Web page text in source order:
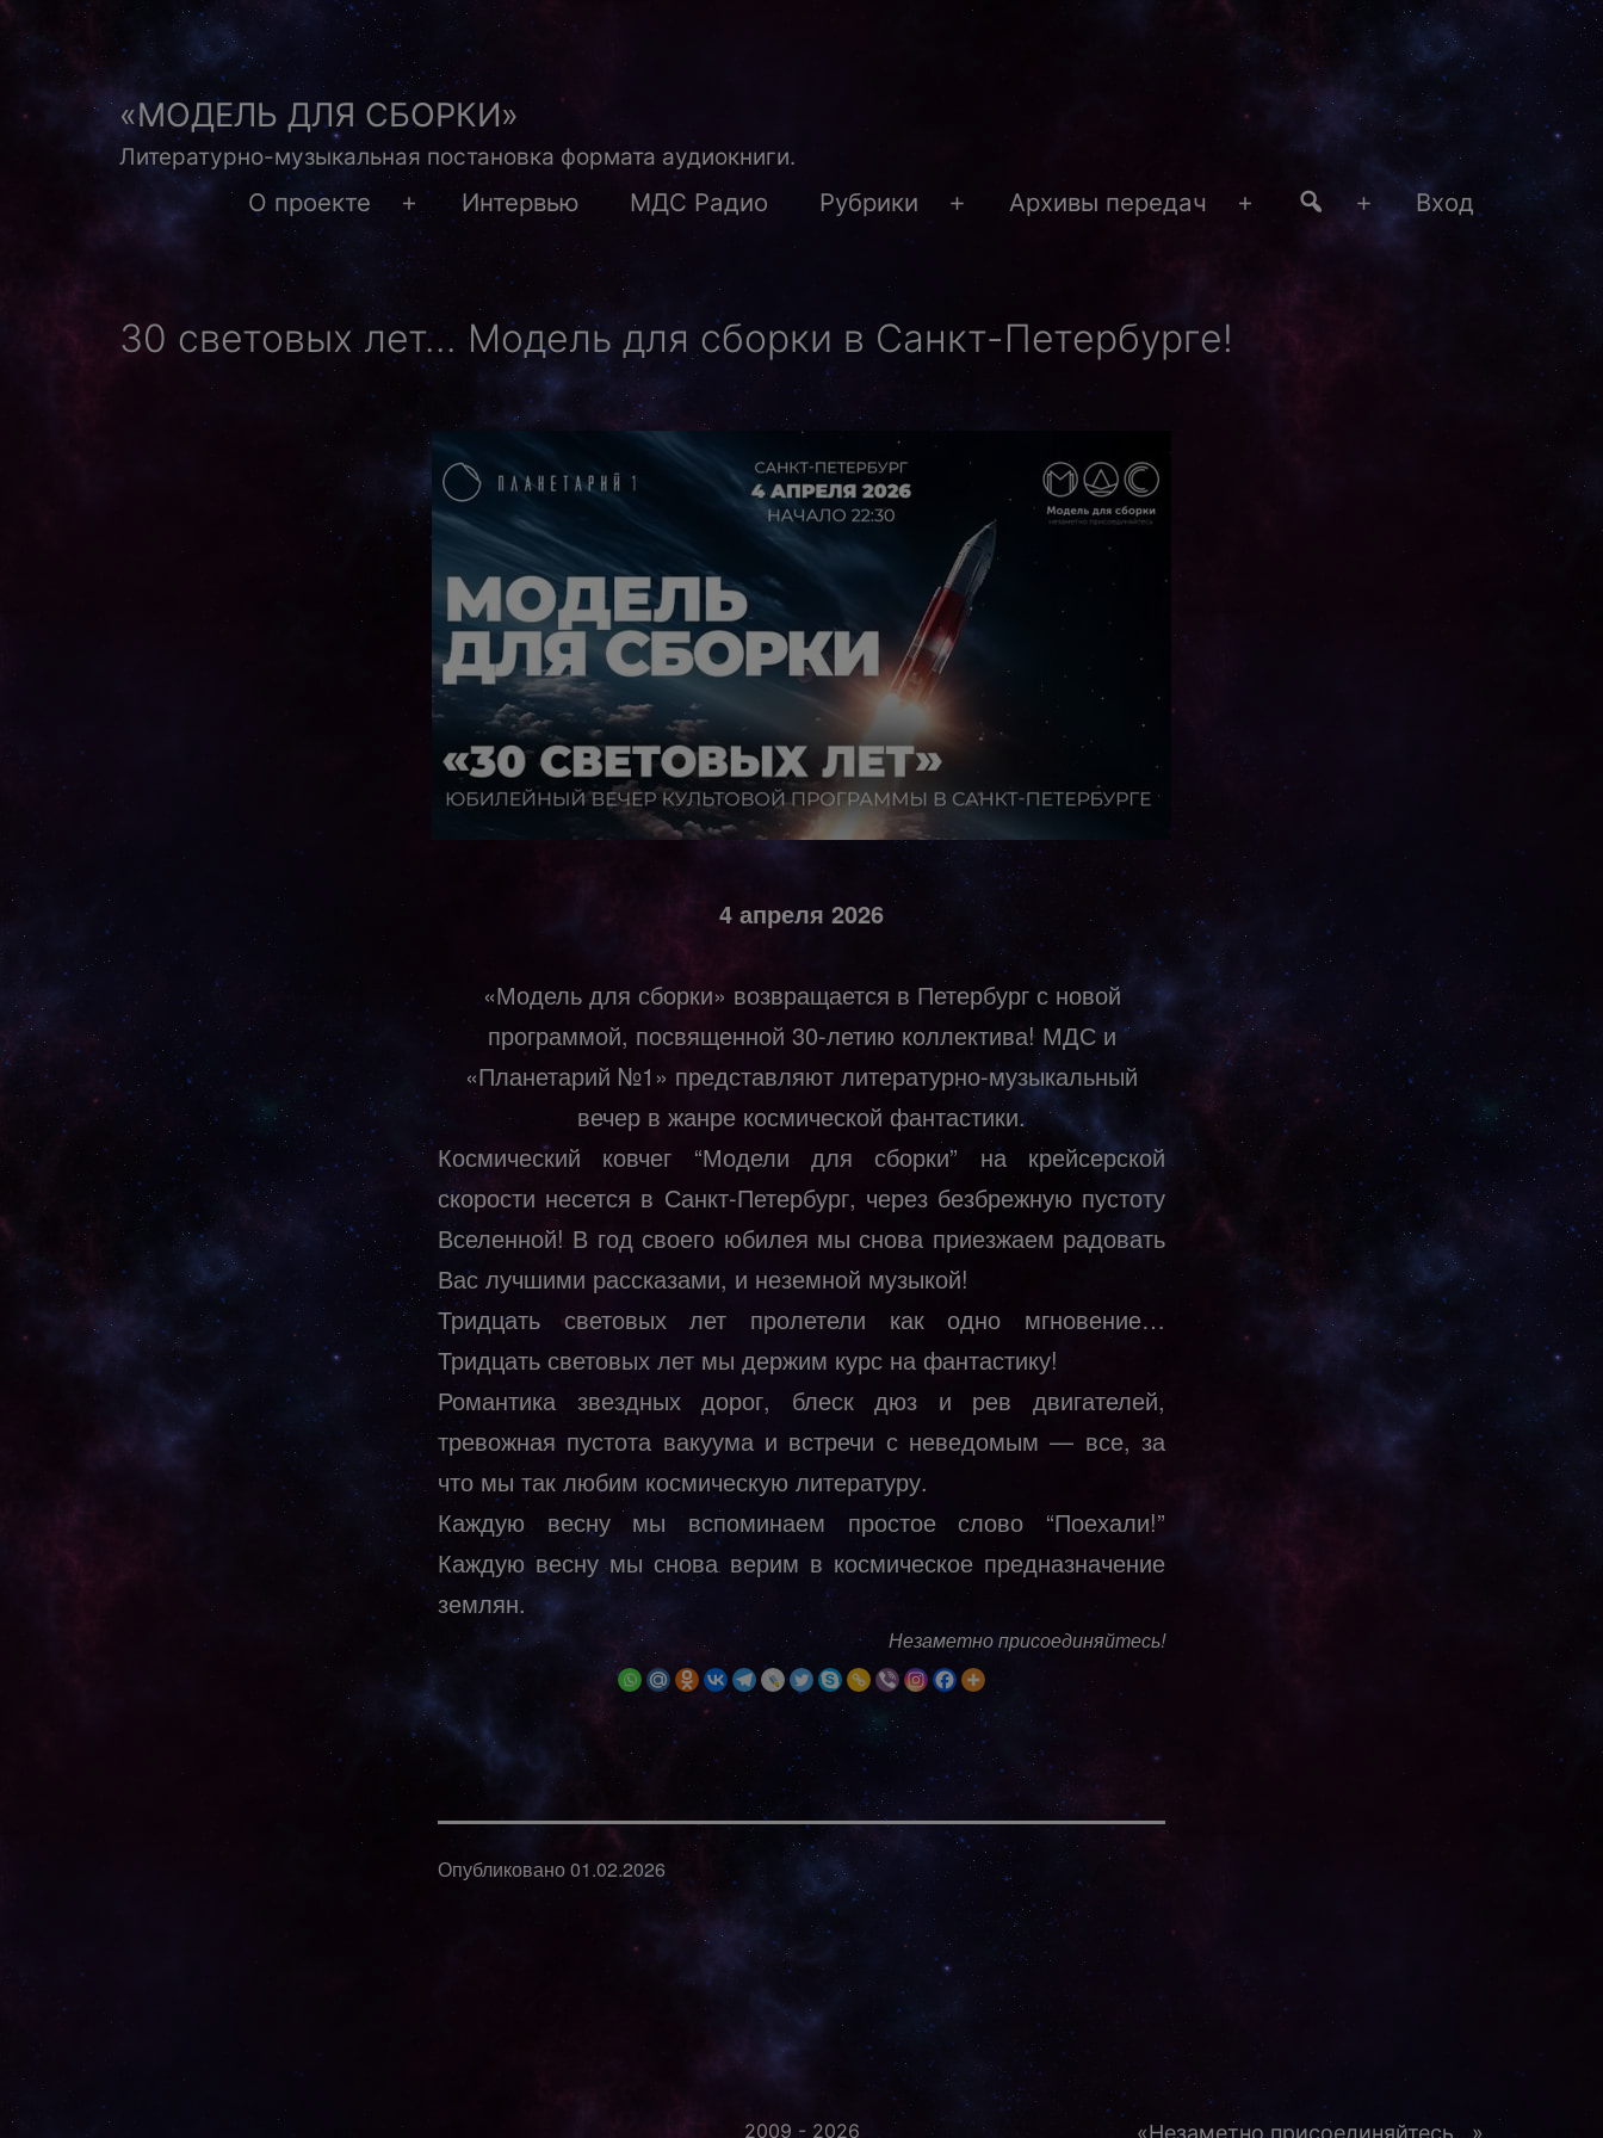
Перейти
содержимому«МОДЕЛЬ ДЛЯ СБОРКИ»
Литературно-музыкальная постановка формата аудиокниги.
О проекте
Открыть
меню
Интервью МДС Радио Рубрики
ОткрытьАрхивы передач
Открыть
Открыть
Вход
30 световых лет… Модель для сборки в Санкт-Петербурге!
4 апреля 2026
«Модель для сборки» возвращается в Петербург с новой
программой, посвященной 30-летию коллектива! МДС и
«Планетарий №1» представляют литературно-музыкальный
вечер в жанре космической фантастики.
Космический ковчег “Модели для сборки” на крейсерской
скорости несется в Санкт-Петербург, через безбрежную пустоту
Вселенной! В год своего юбилея мы снова приезжаем радовать
Вас лучшими рассказами, и неземной музыкой!
Тридцать световых лет пролетели как одно мгновение…
Тридцать световых лет мы держим курс на фантастику!
Романтика звездных дорог, блеск дюз и рев двигателей,
тревожная пустота вакуума и встречи с неведомым — все, за
что мы так любим космическую литературу.
Каждую весну мы вспоминаем простое слово “Поехали!”
Каждую весну мы снова верим в космическое предназначение
землян.
Незаметно присоединяйтесь!
Опубликовано01.02.2026
2009 - 2026 «Незаметно присоединяйтесь...»